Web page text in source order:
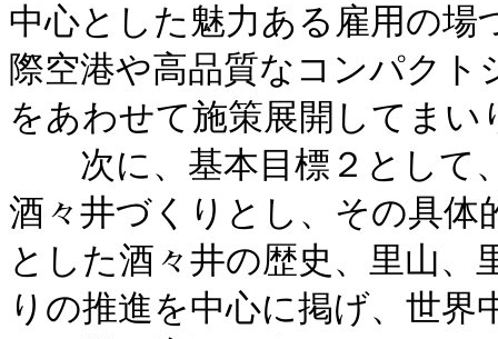
中心とした魅力ある雇用の場
際空港や高品質なコンパク
をあわせて施策展開してまい
次に、基本目標２として
酒々井づくりとし、その具
とした酒々井の歴史、里山
りの推進を中心に掲げ、世